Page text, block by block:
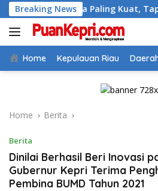
Skip
to
content
Breaking News
Paling Kuat, Tapi Seberapa
Home Kepulauan Riau
Home Berita
Berita
Dinilai Berhasil Beri Inovasi
Gubernur Kepri Terima
Pembina BUMD Tahun 2021